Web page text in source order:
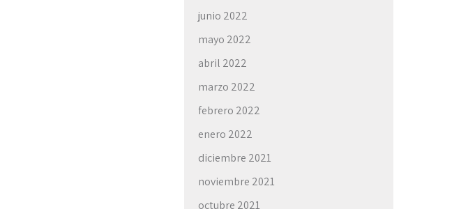
junio 2022
mayo 2022
abril 2022
marzo 2022
febrero 2022
enero 2022
diciembre 2021
noviembre 2021
octubre 2021